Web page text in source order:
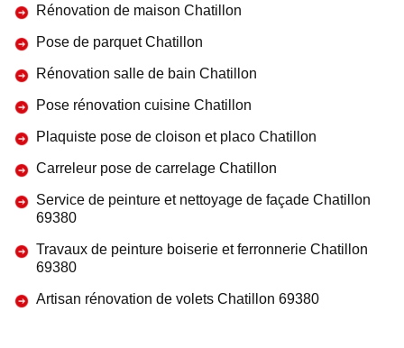
Rénovation de maison Chatillon
Pose de parquet Chatillon
Rénovation salle de bain Chatillon
Pose rénovation cuisine Chatillon
Plaquiste pose de cloison et placo Chatillon
Carreleur pose de carrelage Chatillon
Service de peinture et nettoyage de façade Chatillon
69380
Travaux de peinture boiserie et ferronnerie Chatillon
69380
Artisan rénovation de volets Chatillon 69380